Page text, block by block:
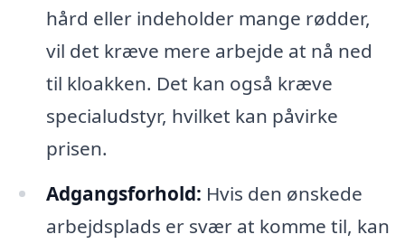
hård eller indeholder mange rødder,
vil det kræve mere arbejde at nå ned
til kloakken. Det kan også kræve
specialudstyr, hvilket kan påvirke
prisen.
Adgangsforhold: Hvis den ønskede
arbejdsplads er svær at komme til, kan